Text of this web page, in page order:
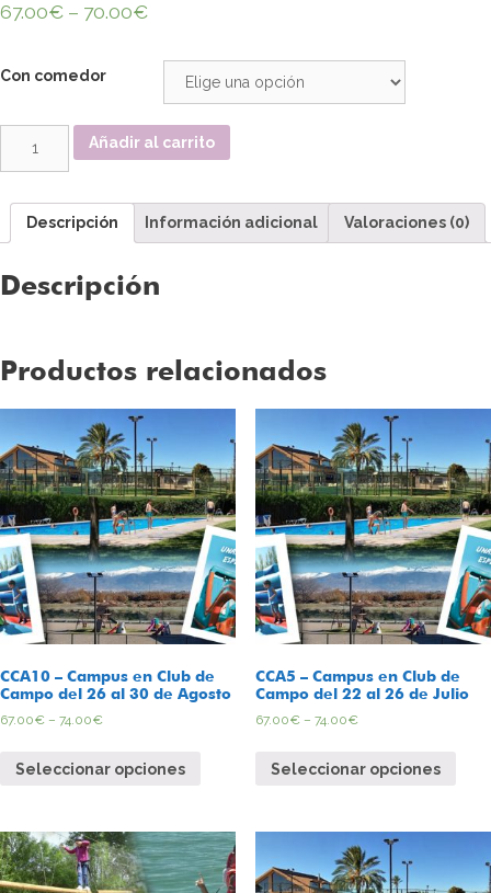
67.00€ – 70.00€
Con comedor
Añadir al carrito
Descripción Información adicional Valoraciones (0)
Descripción
Productos relacionados
CCA10 – Campus en Club de
Campo del 26 al 30 de Agosto
67.00€ – 74.00€
Seleccionar opciones
CCA5 – Campus en Club de
Campo del 22 al 26 de Julio
67.00€– 74.00€
Seleccionar opciones